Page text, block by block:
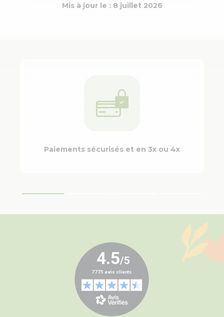
Mis à jour le : 8 juillet 2026
Paiements sécurisés et en 3x ou 4x